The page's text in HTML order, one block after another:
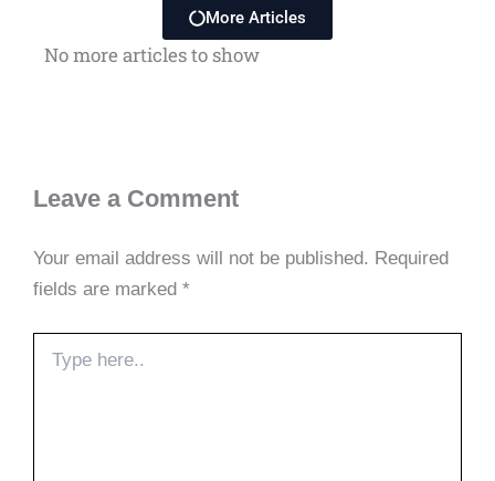
More Articles
No more articles to show
Leave a Comment
Your email address will not be published. Required
fields are marked *
here..